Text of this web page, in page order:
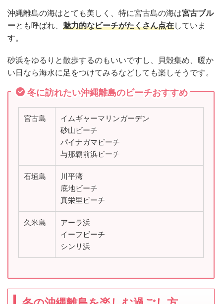
沖縄離島の海はとても美しく、特に宮古島の海は宮古ブル
ーとも呼ばれ、 魅力的なビーチがたくさん点在していま
す。
砂浜をゆるりと散歩するのもいいですし、貝殻集め、暖か
い日なら海水に足をつけてみるなどしても楽しそうです。
冬に訪れたい沖縄離島のビーチおすすめ
宮古島
イムギャーマリンガーデン
砂山ビーチ
パイナガマビーチ
与那覇前浜ビーチ
石垣島
川平湾
底地ビーチ
真栄里ビーチ
久米島
アーラ浜
イーフビーチ
シンリ浜